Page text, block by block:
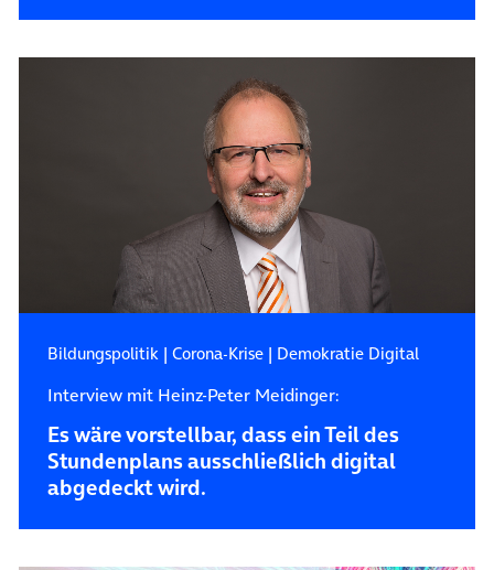
Bildungspolitik| Corona-Krise| Demokratie Digital
Interview mit Heinz-Peter Meidinger:
Es wäre vorstellbar, dass ein Teil des
Stundenplans ausschließlich digital
abgedeckt wird.